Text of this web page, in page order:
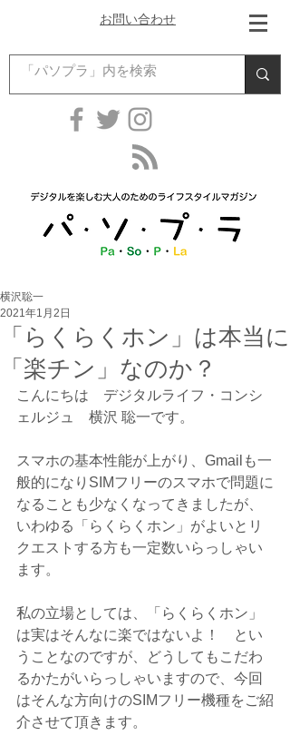
お問い合わせ
「らくらくホン」は本当に
「楽チン」なのか？
横沢聡一
2021年1月2日
こんにちは　デジタルライフ・コンシ
ェルジュ　横沢 聡一です。
スマホの基本性能が上がり、Gmailも一
般的になりSIMフリーのスマホで問題に
なることも少なくなってきましたが、
いわゆる「らくらくホン」がよいとリ
クエストする方も一定数いらっしゃい
ます。
私の立場としては、「らくらくホン」
は実はそんなに楽ではないよ！　とい
うことなのですが、どうしてもこだわ
るかたがいらっしゃいますので、今回
はそんな方向けのSIMフリー機種をご紹
介させて頂きます。